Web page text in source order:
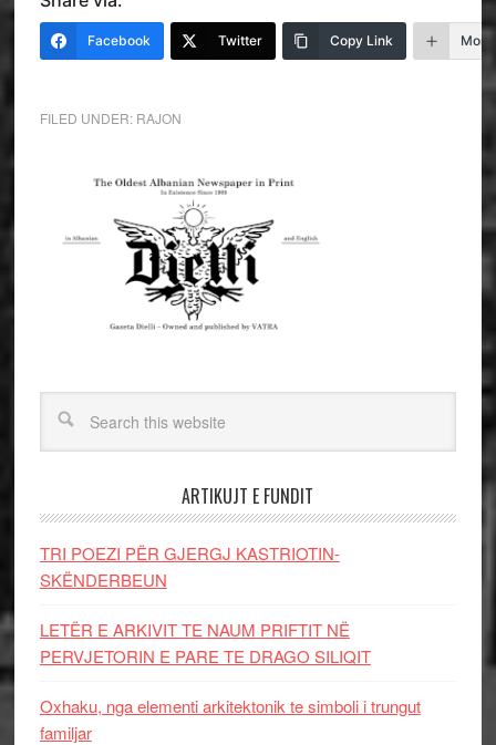
Facebook Twitter Copy Link More
FILED UNDER: RAJON
ARTIKUJT E FUNDIT
TRI POEZI PËR GJERGJ KASTRIOTIN-
SKËNDERBEUN
LETËR E ARKIVIT TE NAUM PRIFTIT NË
PERVJETORIN E PARE TE DRAGO SILIQIT
Oxhaku, nga elementi arkitektonik te simboli i trungut
familjar